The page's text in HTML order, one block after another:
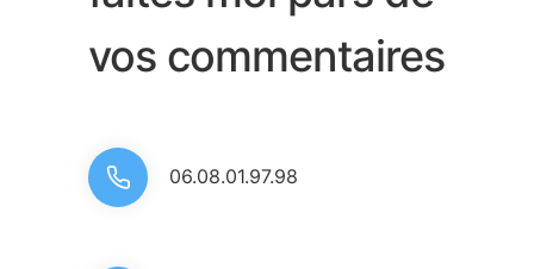
vos commentaires
06.08.01.97.98